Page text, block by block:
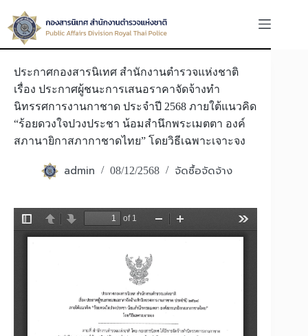
to
content
ประกาศกองสารนิเทศ สำนักงานตำรวจแห่งชาติ
เรื่อง ประกาศผู้ชนะการเสนอราคาจัดจ้างทำ
นิทรรศการงานกาชาด ประจำปี 2568 ภายใต้แนวคิด
“ร้อยดวงใจปวงประชา น้อมสำนึกพระเมตตา องค์
สภานายิกาสภากาชาดไทย” โดยวิธีเฉพาะเจาะจง
admin 08/12/2568 จัดซื้อจัดจ้าง